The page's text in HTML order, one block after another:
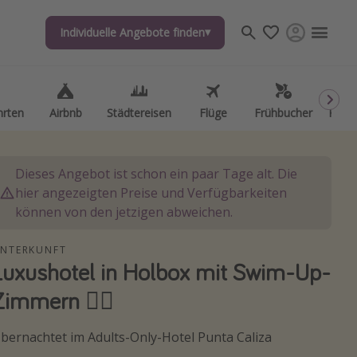
Individuelle Angebote finden
Airbnb Städtereisen Flüge Frühbucher
Individuelle Angebote finden
Airbnb Städtereisen Flüge Frühbucher
Dieses Angebot ist schon ein paar Tage alt. Die
hier angezeigten Preise und Verfügbarkeiten
können von den jetzigen abweichen.
in Holbox mit Swim-Up-
🏊‍♀️
im Adults-Only-Hotel Punta Caliza